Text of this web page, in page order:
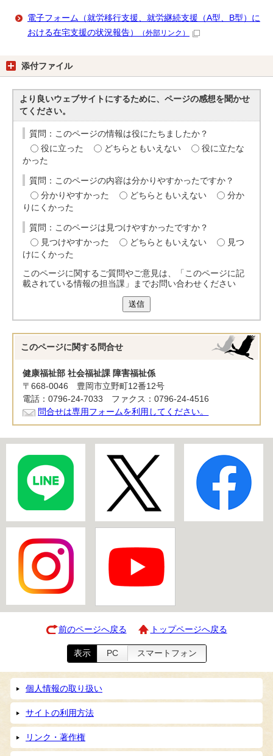
電子フォーム（就労移行支援、就労継続支援（A型、B型）に
おける在宅支援の状況報告）
（外部リンク）
添付ファイル
より良いウェブサイトにするために、ページの感想を聞かせ
てください。
質問：このページの情報は役にたちましたか？
役に立った
どちらともいえない
役に立たな
かった
質問：このページの内容は分かりやすかったですか？
分かりやすかった
どちらともいえない
分か
りにくかった
質問：このページは見つけやすかったですか？
見つけやすかった
どちらともいえない
見つ
けにくかった
このページに関するご質問やご意見は、「このページに記
載されている情報の担当課」までお問い合わせください
送信
このページに関する 問合せ
健康福祉部 社会福祉課 障害福祉係
〒668-0046 豊岡市立野町12番12号
電話：0796-24-7033 ファクス：0796-24-4516
問合せは専用フォームを利用してください。
前のページへ戻る トップページへ戻る
表示 PC スマートフォン
個人情報の取り扱い
サイトの利用方法
リンク・著作権